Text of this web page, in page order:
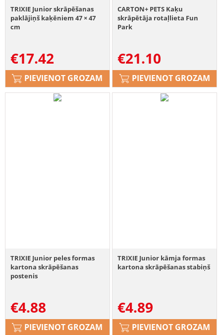
TRIXIE Junior skrāpēšanas
paklājiņš kaķēniem 47 × 47
cm
€17.42
PIEVIENOT GROZAM
CARTON+ PETS Kaķu
skrāpētāja rotaļlieta Fun
Park
€21.10
PIEVIENOT GROZAM
TRIXIE Junior peles formas
kartona skrāpēšanas
postenis
€4.88
PIEVIENOT GROZAM
TRIXIE Junior kāmja formas
kartona skrāpēšanas stabiņš
€4.89
PIEVIENOT GROZAM